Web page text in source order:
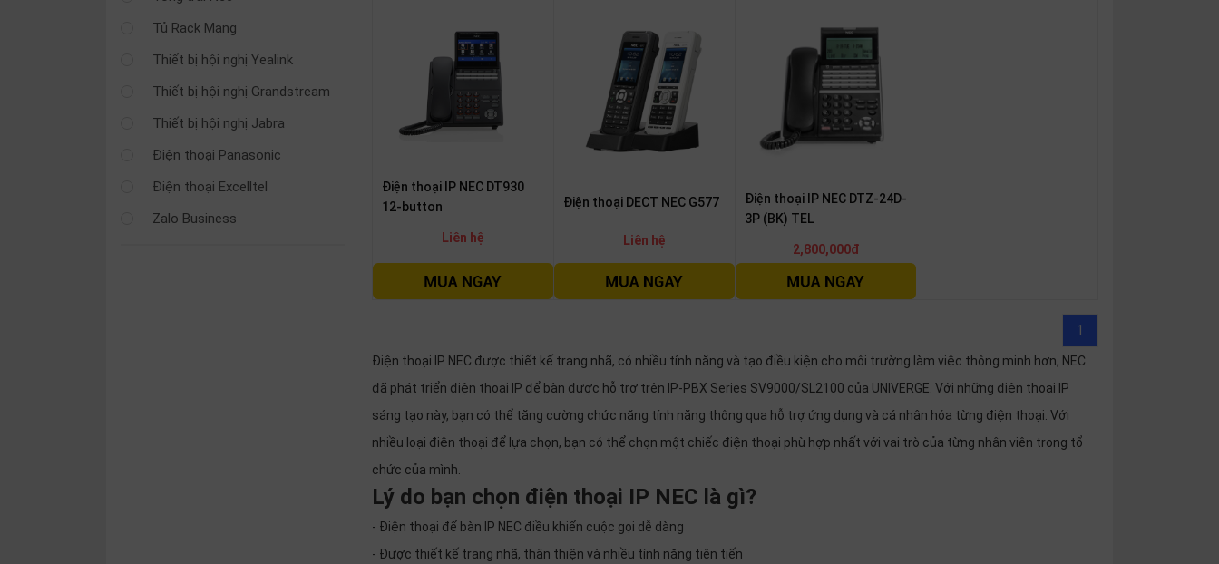
Tủ Rack Mạng
Thiết bị hội nghị Yealink
Thiết bị hội nghị Grandstream
Thiết bị hội nghị Jabra
Điện thoại Panasonic
Điện thoại Excelltel
Zalo Business
Điện thoại IP NEC DT930
12-button
Liên hệ
Điện thoại DECT NEC G577
Liên hệ
Điện thoại IP NEC DTZ-24D-
3P (BK) TEL
2,800,000đ
1
Điện thoại IP NEC được thiết kế trang nhã, có nhiều tính năng và tạo điều kiện cho môi trường làm việc thông minh hơn, NEC
đã phát triển điện thoại IP để bàn được hỗ trợ trên IP-PBX Series SV9000/SL2100 của UNIVERGE. Với những điện thoại IP
sáng tạo này, bạn có thể tăng cường chức năng tính năng thông qua hỗ trợ ứng dụng và cá nhân hóa từng điện thoại. Với
nhiều loại điện thoại để lựa chọn, bạn có thể chọn một chiếc điện thoại phù hợp nhất với vai trò của từng nhân viên trong tổ
chức của mình.
Lý do bạn chọn điện thoại IP NEC là gì?
- Điện thoại để bàn IP NEC điều khiển cuộc gọi dễ dàng
- Được thiết kế trang nhã, thân thiện và nhiều tính năng tiên tiến